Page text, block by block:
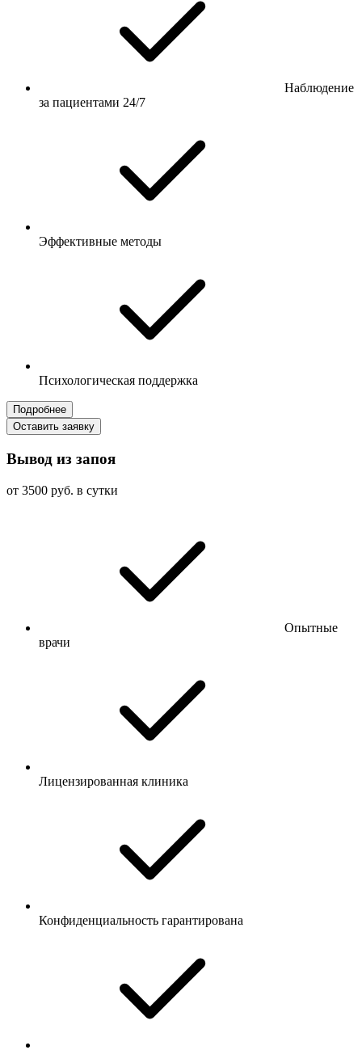
Наблюдение
за пациентами 24/7
Эффективные методы
Психологическая поддержка
Подробнее
Оставить заявку
Вывод из запоя
от 3500 руб. в сутки
Опытные
врачи
Лицензированная клиника
Конфиденциальность гарантирована